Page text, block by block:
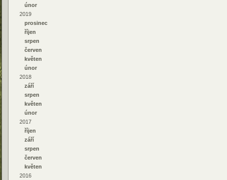
únor
2019
prosinec
říjen
srpen
červen
květen
únor
2018
září
srpen
květen
únor
2017
říjen
září
srpen
červen
květen
2016